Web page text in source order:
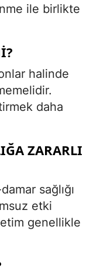
ile birlikte
halinde
daha
ZARARLI
sağlığı
etki
genellikle